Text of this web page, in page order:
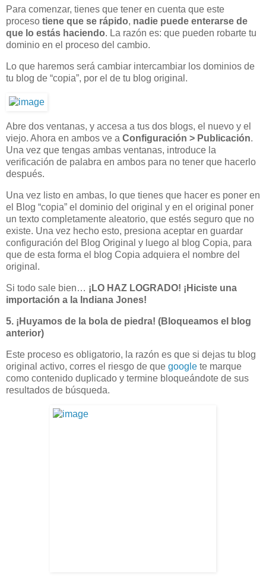
Para comenzar, tienes que tener en cuenta que este
proceso tiene que se rápido, nadie puede enterarse de
que lo estás haciendo. La razón es: que pueden robarte tu
dominio en el proceso del cambio.
Lo que haremos será cambiar intercambiar los dominios de
tu blog de “copia”, por el de tu blog original.
Abre dos ventanas, y accesa a tus dos blogs, el nuevo y el
viejo. Ahora en ambos ve a Configuración > Publicación.
Una vez que tengas ambas ventanas, introduce la
verificación de palabra en ambos para no tener que hacerlo
después.
Una vez listo en ambas, lo que tienes que hacer es poner en
el Blog “copia” el dominio del original y en el original poner
un texto completamente aleatorio, que estés seguro que no
existe. Una vez hecho esto, presiona aceptar en guardar
configuración del Blog Original y luego al blog Copia, para
que de esta forma el blog Copia adquiera el nombre del
original.
Si todo sale bien… ¡LO HAZ LOGRADO! ¡Hiciste una
importación a la Indiana Jones!
5. ¡Huyamos de la bola de piedra! (Bloqueamos el blog
anterior)
Este proceso es obligatorio, la razón es que si dejas tu blog
original activo, corres el riesgo de que google te marque
como contenido duplicado y termine bloqueándote de sus
resultados de búsqueda.